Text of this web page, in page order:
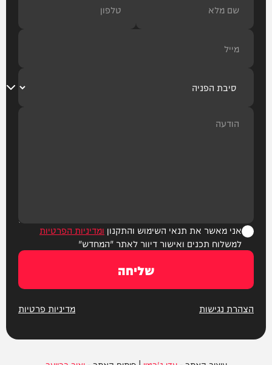
אני מאשר את תנאי השימוש והתקנון ומדיניות הפרטיות
למשלוח תכנים ואישור דיוור לאתר "המחדש"
שליחה
הצהרת נגישות מדיניות פרטיות